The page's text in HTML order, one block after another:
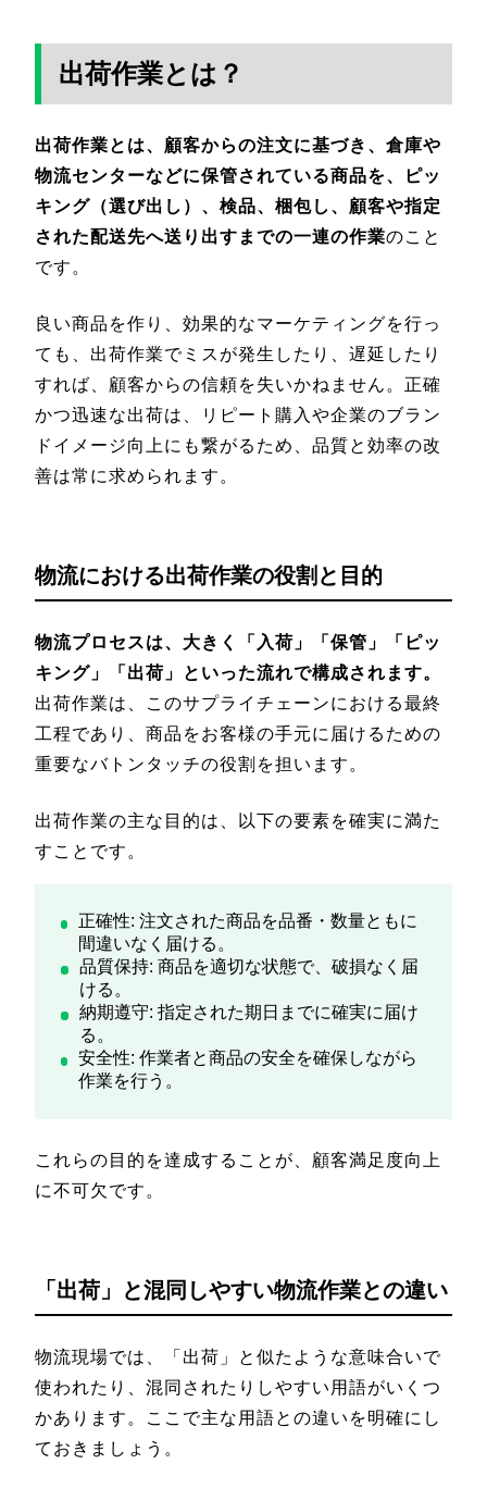
出荷作業とは？
出荷作業とは、顧客からの注文に基づき、倉庫や
物流センターなどに保管されている商品を、ピッ
キング（選び出し）、検品、梱包し、顧客や指定
された配送先へ送り出すまでの一連の作業のこと
です。
良い商品を作り、効果的なマーケティングを行っ
ても、出荷作業でミスが発生したり、遅延したり
すれば、顧客からの信頼を失いかねません。正確
かつ迅速な出荷は、リピート購入や企業のブラン
ドイメージ向上にも繋がるため、品質と効率の改
善は常に求められます。
物流における出荷作業の役割と目的
物流プロセスは、大きく「入荷」「保管」「ピッ
キング」「出荷」といった流れで構成されます。
出荷作業は、このサプライチェーンにおける最終
工程であり、商品をお客様の手元に届けるための
重要なバトンタッチの役割を担います。
出荷作業の主な目的は、以下の要素を確実に満た
すことです。
正確性: 注文された商品を品番・数量ともに
間違いなく届ける。
品質保持: 商品を適切な状態で、破損なく届
ける。
納期遵守: 指定された期日までに確実に届け
る。
安全性: 作業者と商品の安全を確保しながら
作業を行う。
これらの目的を達成することが、顧客満足度向上
に不可欠です。
「出荷」と混同しやすい物流作業との違い
物流現場では、「出荷」と似たような意味合いで
使われたり、混同されたりしやすい用語がいくつ
かあります。ここで主な用語との違いを明確にし
ておきましょう。